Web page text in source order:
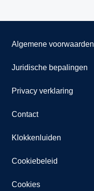
Algemene voorwaarden
Juridische bepalingen
Privacy verklaring
Contact
Klokkenluiden
Cookiebeleid
Cookies